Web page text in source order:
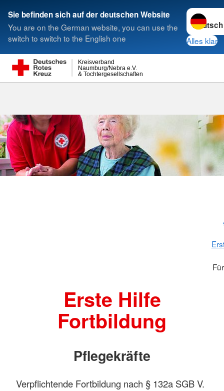
Sie befinden sich auf der deutschen Website
You are on the German website, you can use the
switch to switch to the English one
Sprache
Alles klar
& Tochtergesellschaften
Naumburg/Nebra e.V.
Kreisverband
Suche
Erste Hilfe
Fortbildung
Pflegekräfte
Verpflichtende Fortbildung nach § 132a SGB V.